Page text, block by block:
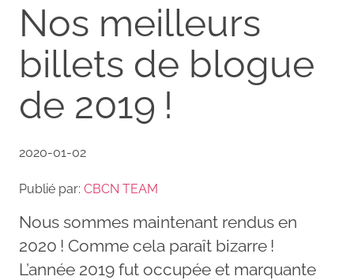
Nos meilleurs
billets de blogue
de 2019 !
2020-01-02
Publié par: CBCN TEAM
Nous sommes maintenant rendus en
2020 ! Comme cela paraît bizarre !
L’année 2019 fut occupée et marquante